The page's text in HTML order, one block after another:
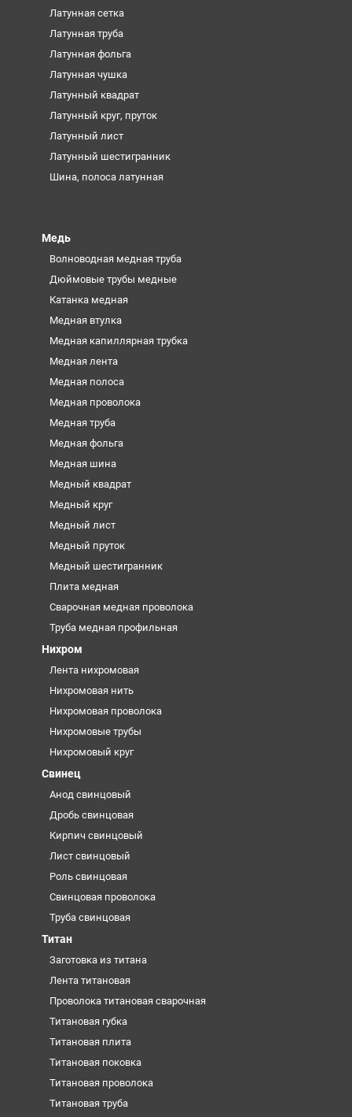
Латунная сетка
Латунная труба
Латунная фольга
Латунная чушка
Латунный квадрат
Латунный круг, пруток
Латунный лист
Латунный шестигранник
Шина, полоса латунная
Медь
Волноводная медная труба
Дюймовые трубы медные
Катанка медная
Медная втулка
Медная капиллярная трубка
Медная лента
Медная полоса
Медная проволока
Медная труба
Медная фольга
Медная шина
Медный квадрат
Медный круг
Медный лист
Медный пруток
Медный шестигранник
Плита медная
Сварочная медная проволока
Труба медная профильная
Нихром
Лента нихромовая
Нихромовая нить
Нихромовая проволока
Нихромовые трубы
Нихромовый круг
Свинец
Анод свинцовый
Дробь свинцовая
Кирпич свинцовый
Лист свинцовый
Роль свинцовая
Свинцовая проволока
Труба свинцовая
Титан
Заготовка из титана
Лента титановая
Проволока титановая сварочная
Титановая губка
Титановая плита
Титановая поковка
Титановая проволока
Титановая труба